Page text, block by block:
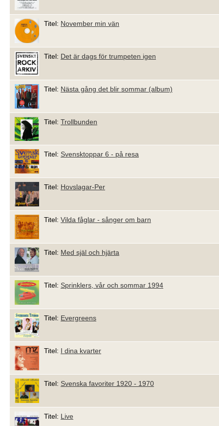
Titel: November min vän
Titel: Det är dags för trumpeten igen
Titel: Nästa gång det blir sommar (album)
Titel: Trollbunden
Titel: Svensktoppar 6 - på resa
Titel: Hovslagar-Per
Titel: Vilda fåglar - sånger om barn
Titel: Med själ och hjärta
Titel: Sprinklers, vår och sommar 1994
Titel: Evergreens
Titel: I dina kvarter
Titel: Svenska favoriter 1920 - 1970
Titel: Live